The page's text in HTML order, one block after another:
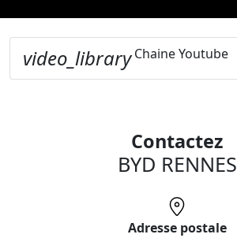
video_libraryChaine Youtube
Contactez
BYD RENNES
Adresse postale